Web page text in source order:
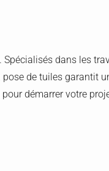
dans les
de tuiles garantit
démarrer votre